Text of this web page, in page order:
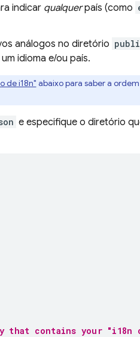
indicar qualquerpaís (como
análogos no diretório
idioma e/ou país.
de i18n" abaixo para saber a
e especifique o diretório
that contains your "i18n